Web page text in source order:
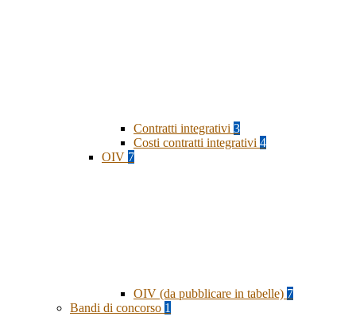
Contratti integrativi 3
Costi contratti integrativi 4
OIV 7
OIV (da pubblicare in tabelle) 7
Bandi di concorso 1